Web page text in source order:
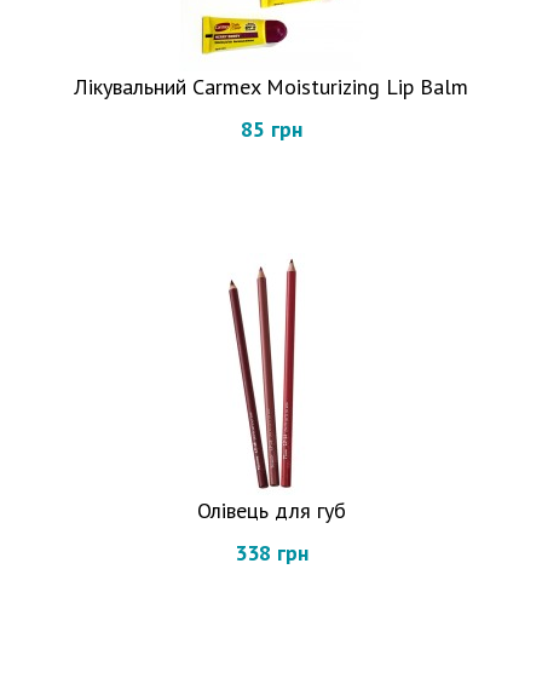
Лікувальний Carmex Moisturizing Lip Balm
85 грн
Олівець для губ
338 грн